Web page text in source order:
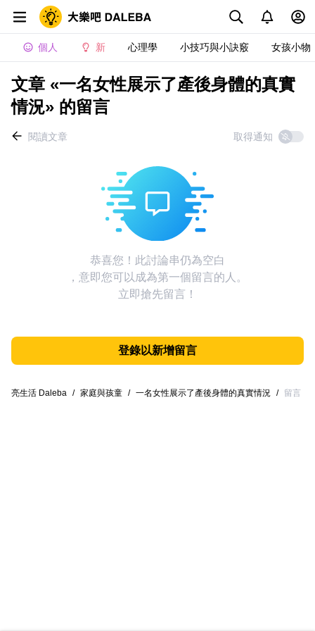
個人 新 心理學 小技巧與小訣竅 女孩小物
文章 «一名女性展示了產後身體的真實
情況» 的留言
閱讀文章 取得通知
恭喜您！此討論串仍為空白
，意即您可以成為第一個留言的人。
立即搶先留言！
登錄以新增留言
亮生活 Daleba / 家庭與孩童 / 一名女性展示了產後身體的真實情況 / 留言